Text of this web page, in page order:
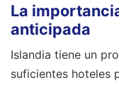
La
anticipada
Islandia tiene un
suficientes hoteles